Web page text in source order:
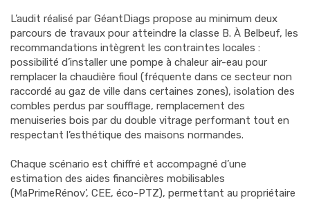
L’audit réalisé par GéantDiags propose au minimum deux
parcours de travaux pour atteindre la classe B. À Belbeuf, les
recommandations intègrent les contraintes locales :
possibilité d’installer une pompe à chaleur air-eau pour
remplacer la chaudière fioul (fréquente dans ce secteur non
raccordé au gaz de ville dans certaines zones), isolation des
combles perdus par soufflage, remplacement des
menuiseries bois par du double vitrage performant tout en
respectant l’esthétique des maisons normandes.
Chaque scénario est chiffré et accompagné d’une
estimation des aides financières mobilisables
(MaPrimeRénov’, CEE, éco-PTZ), permettant au propriétaire